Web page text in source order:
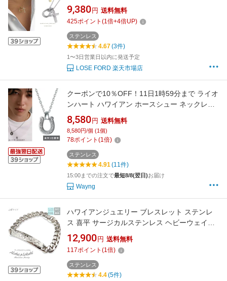
レルギー対応 ゴールド シルバー シンプル プレ
ゼント【LOSEFORD 公式】N29
9,380 円 送料無料
425ポイント (1倍+4倍UP)
ステンレス
4.67(3件)
1〜3日営業日以内に発送予定
LOSE FORD 楽天市場店
クーポンで10％OFF！11日1時59分まで ライオ
ンハート ハワイアン ホースシュー ネックレス
サージカルステンレス 金属アレルギー対応 シ
ルバー 馬蹄 メンズ ブランド
8,580 円 送料無料
8,580円/個 (1個)
78ポイント (1倍)
ステンレス
4.91(11件)
15:00までの注文で最短8/8(翌日)お届け
Wayng
ハワイアンジュエリー ブレスレット ステンレ
ス 喜平 サージカルステンレス ヘビーウェイト
刻印 プルメリア スクロール ヘビーウエイト サ
イドカービング 金属アレルギー対応 つけっぱ
なし 錆びない アロハロカヒ ブランド 【誕生日
記念日】 父の日 ギフト プレゼント
12,900 円 送料無料
117ポイント (1倍)
ステンレス
4.4(5件)